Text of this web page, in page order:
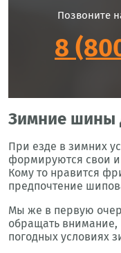
Позвоните
8
Зимние шины
При езде в зимних
формируются свои
Кому то нравится
предпочтение
Мы же в первую
обращать внимание,
погодных условиях